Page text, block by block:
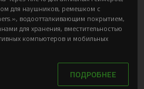
для наушников, ремешком с
водоотталкивающим покрытием,
для хранения, вместительностью
компьютеров и мобильных
ПОДРОБНЕЕ